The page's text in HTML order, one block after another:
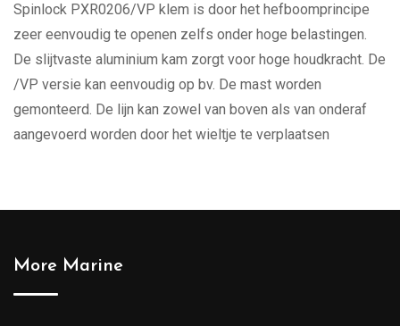
Spinlock PXR0206/VP klem is door het hefboomprincipe
zeer eenvoudig te openen zelfs onder hoge belastingen.
De slijtvaste aluminium kam zorgt voor hoge houdkracht. De
/VP versie kan eenvoudig op bv. De mast worden
gemonteerd. De lijn kan zowel van boven als van onderaf
aangevoerd worden door het wieltje te verplaatsen
More Marine